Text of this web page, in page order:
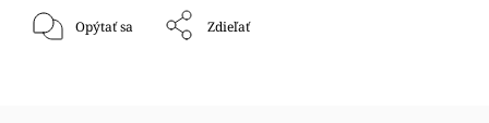
Opýtať sa Zdieľať